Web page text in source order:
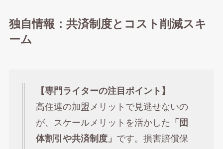
独自情報：共済制度とコスト削減スキ
ーム
【専門ライターの注目ポイント】
高住連の加盟メリットで見逃せないの
が、スケールメリットを活かした 「団
体割引や共済制度」 です。損害賠償保